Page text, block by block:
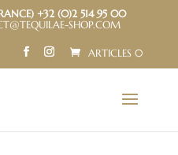
+32 (0)2 514 95 00
SHOP.COM
ARTICLES 0